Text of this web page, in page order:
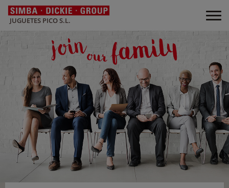
JUGUETES PICO S.L.